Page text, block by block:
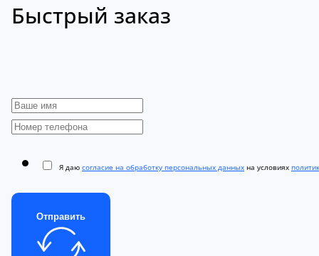
Быстрый заказ
Я даю согласие на обработку персональных данных на условиях
Отправить